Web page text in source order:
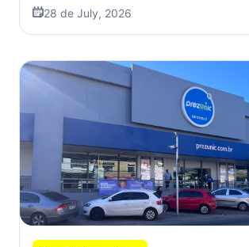
28 de July, 2026